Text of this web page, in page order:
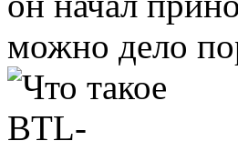
можно дело